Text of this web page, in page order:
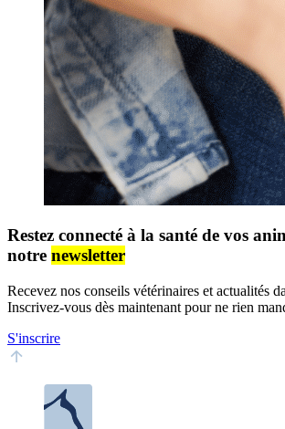
Restez connecté à la santé de vos
notre newsletter
Recevez nos conseils vétérinaires et actualités
Inscrivez-vous dès maintenant pour ne rien
S'inscrire